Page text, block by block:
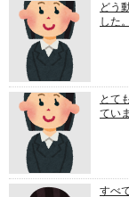
どう
した。
とて
てい
すべ